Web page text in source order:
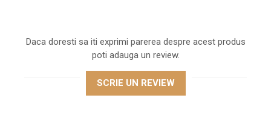
Daca doresti sa iti exprimi parerea despre acest produs
poti adauga un review.
SCRIE UN REVIEW